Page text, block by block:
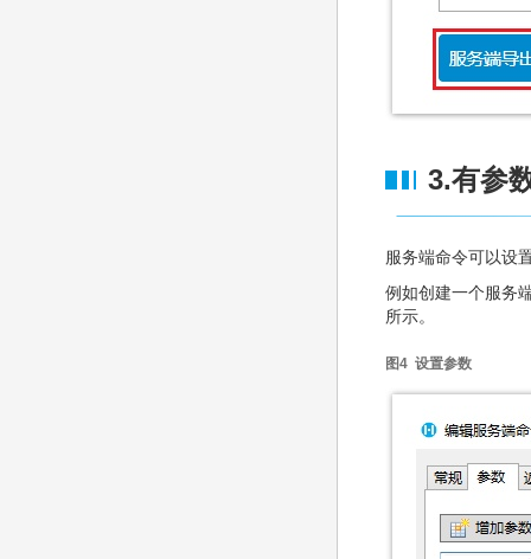
3.有参
服务端命令可以设
例如创建一个服务
所示。
图4 设置参数